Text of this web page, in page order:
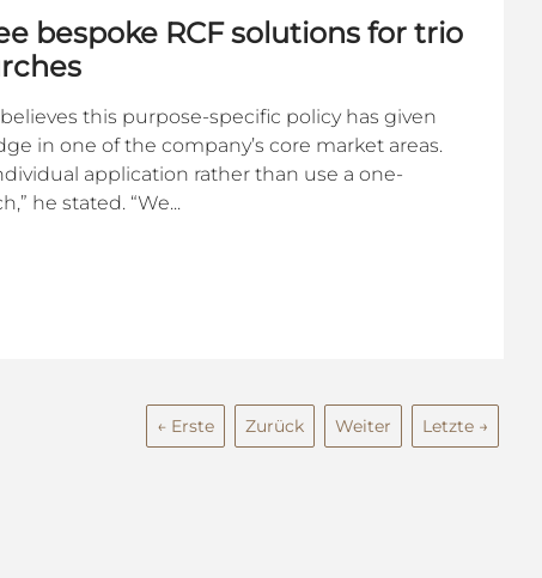
bespoke RCF solutions for trio
this purpose-specific policy has given
in one of the company’s core market areas.
application rather than use a one-
he stated. “We...
← Erste Zurück Weiter Letzte →